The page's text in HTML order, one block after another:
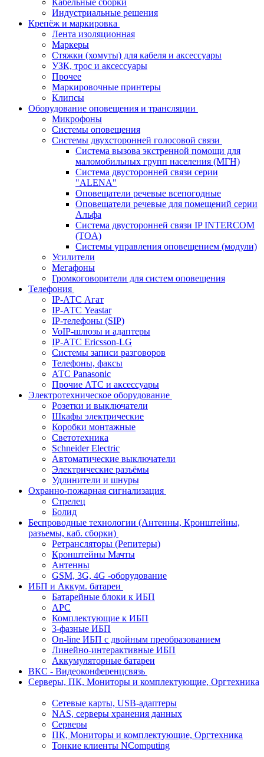
Кабельные сборки
Индустриальные решения
Крепёж и маркировка
Лента изоляционная
Маркеры
Стяжки (хомуты) для кабеля и аксессуары
УЗК, трос и аксессуары
Прочее
Маркировочные принтеры
Клипсы
Оборудование оповещения и трансляции
Микрофоны
Системы оповещения
Системы двухсторонней голосовой связи
Система вызова экстренной помощи для
маломобильных групп населения (МГН)
Система двусторонней связи серии
"ALENA"
Оповещатели речевые всепогодные
Оповещатели речевые для помещений серии
Альфа
Система двусторонней связи IP INTERCOM
(TOA)
Системы управления оповещением (модули)
Усилители
Мегафоны
Громкоговорители для систем оповещения
Телефония
IP-АТС Агат
IP-АТС Yeastar
IP-телефоны (SIP)
VoIP-шлюзы и адаптеры
IP-АТС Ericsson-LG
Системы записи разговоров
Телефоны, факсы
АТС Panasonic
Прочие АТС и аксессуары
Электротехническое оборудование
Розетки и выключатели
Шкафы электрические
Коробки монтажные
Светотехника
Schneider Electric
Автоматические выключатели
Электрические разъёмы
Удлинители и шнуры
Охранно-пожарная сигнализация
Стрелец
Болид
Беспроводные технологии (Антенны, Кронштейны,
разъемы, каб. сборки)
Ретрансляторы (Репитеры)
Кронштейны Мачты
Антенны
GSM, 3G, 4G -оборудование
ИБП и Аккум. батареи
Батарейные блоки к ИБП
APC
Комплектующие к ИБП
3-фазные ИБП
On-line ИБП с двойным преобразованием
Линейно-интерактивные ИБП
Аккумуляторные батареи
ВКС - Видеоконференцсвязь
Серверы, ПК, Мониторы и комплектующие, Оргтехника
Сетевые карты, USB-адаптеры
NAS, серверы хранения данных
Серверы
ПК, Мониторы и комплектующие, Оргтехника
Тонкие клиенты NComputing